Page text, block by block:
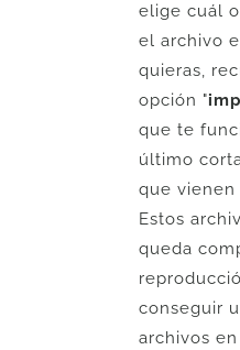
elige cuál
el archivo
quieras,
opción "
que te
último
que vienen
Estos
queda
conseguir
archivos